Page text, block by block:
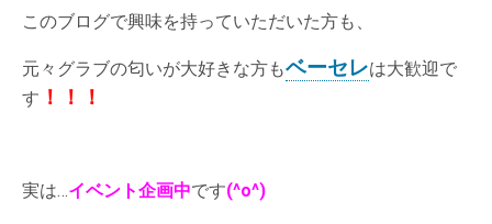
このブログで興味を持っていただいた方も、
元々グラブの匂いが大好きな方もベーセレは大歓迎で
す ！！！
実は…イベント企画中です(^o^)